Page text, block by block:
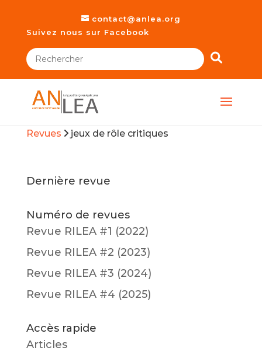
contact@anlea.org
Suivez nous sur Facebook
Revues jeux de rôle critiques
Dernière revue
Numéro de revues
Revue RILEA #1 (2022)
Revue RILEA #2 (2023)
Revue RILEA #3 (2024)
Revue RILEA #4 (2025)
Accès rapide
Articles